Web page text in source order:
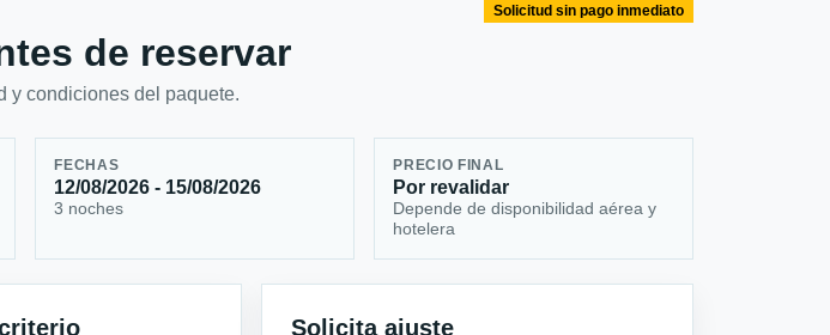
de reservar
y condiciones del paquete.
Solicitud sin pago inmediato
FECHAS
12/08/2026 - 15/08/2026
3 noches
PRECIO FINAL
Por revalidar
Depende de disponibilidad aérea y
hotelera
Solicita ajuste